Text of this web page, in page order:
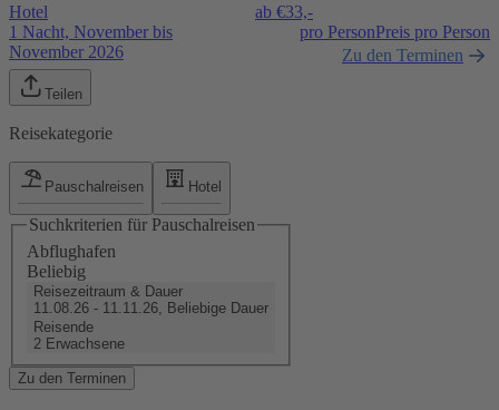
Hotel
1 Nacht, November bis
November 2026
ab €33,-
pro PersonPreis pro Person
Zu den Terminen
Teilen
Reisekategorie
Pauschalreisen Hotel
Suchkriterien für Pauschalreisen
Abflughafen
Beliebig
Reisezeitraum & Dauer
11.08.26 - 11.11.26, Beliebige Dauer
Reisende
2 Erwachsene
Zu den Terminen